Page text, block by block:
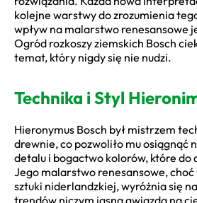
kolejne warstwy do zrozumienia
wpływ na malarstwo renesansowe
Ogród rozkoszy ziemskich Bosch
temat, który nigdy się nie nudzi.
Technika i Styl
Hieronymus Bosch był mistrzem
drewnie, co pozwoliło mu osiągnąć
detalu i bogactwo kolorów, które do
Jego malarstwo renesansowe, choć
sztuki niderlandzkiej, wyróżnia się
trendów niczym jasna gwiazda na